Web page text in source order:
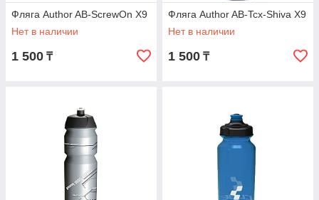
Фляга Author AB-ScrewOn X9
Нет в наличии
1 500 ₸
Фляга Author AB-Tcx-Shiva X9
Нет в наличии
1 500 ₸